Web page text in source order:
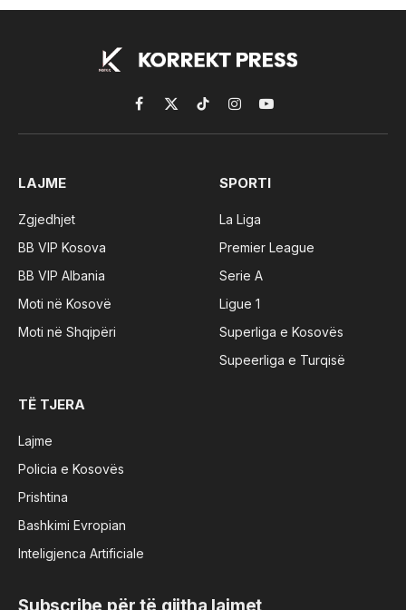
Facebook
X
(Twitter)
TikTokInstagramYouTube
LAJME
Zgjedhjet
BB VIP Kosova
BB VIP Albania
Moti në Kosovë
Moti në Shqipëri
SPORTI
La Liga
Premier League
Serie A
Ligue 1
Superliga e Kosovës
Supeerliga e Turqisë
TË TJERA
Lajme
Policia e Kosovës
Prishtina
Bashkimi Evropian
Inteligjenca Artificiale
Subscribe për të gjitha lajmet